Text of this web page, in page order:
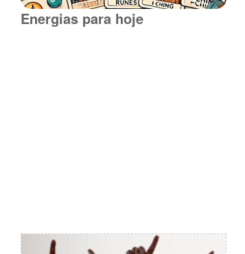
Energias para hoje